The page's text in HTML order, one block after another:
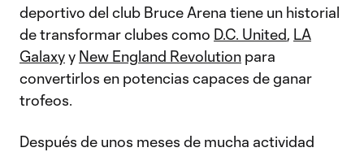
deportivo del club Bruce Arena tiene un historial
de transformar clubes como D.C. United, LA
Galaxyy New England Revolution para
convertirlos en potencias capaces de ganar
trofeos.
Después de unos meses de mucha actividad